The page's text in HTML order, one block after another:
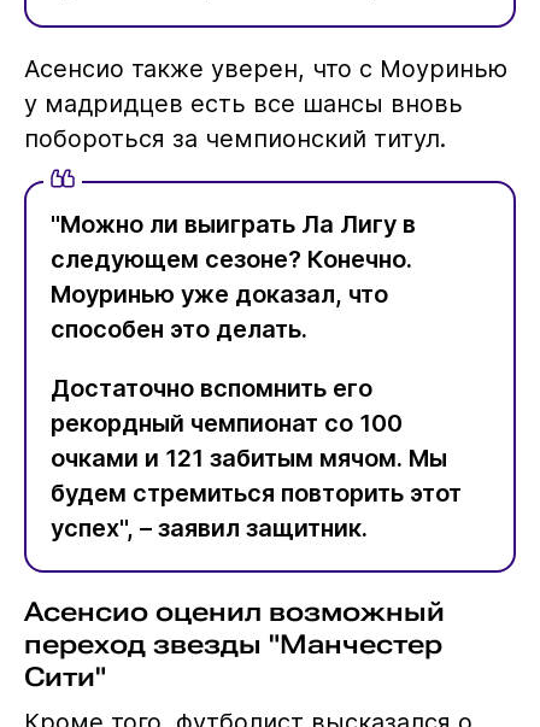
Асенсио также уверен, что с Моуринью
у мадридцев есть все шансы вновь
побороться за чемпионский титул.
"Можно ли выиграть Ла Лигу в
следующем сезоне? Конечно.
Моуринью уже доказал, что
способен это делать.
Достаточно вспомнить его
рекордный чемпионат со 100
очками и 121 забитым мячом. Мы
будем стремиться повторить этот
успех", – заявил защитник.
Асенсио оценил возможный
переход звезды "Манчестер
Сити"